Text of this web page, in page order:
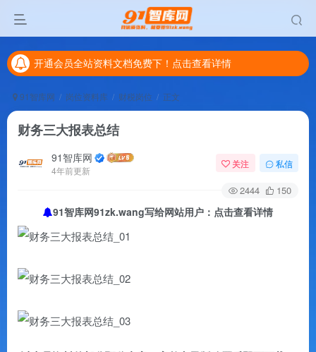
开通会员全站资料文档免费下！点击查看详情
开通会员全站资料文档免费下！点击查看详情
开通会员全站资料文档免费下！点击查看详情
91智库网 岗位资料库 财税岗位 正文
财务三大报表总结
91智库网
4年前更新
关注 私信
2444 150
91智库网91zk.wang写给网站用户：点击查看详情